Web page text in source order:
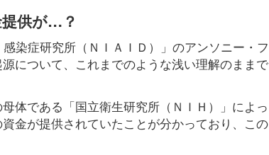
供が…？
染症研究所（ＮＩＡＩＤ）」のアンソニー・フ
について、これまでのような浅い理解のままで
体である「国立衛生研究所（ＮＩＨ）」によっ
金が提供されていたことが分かっており、この